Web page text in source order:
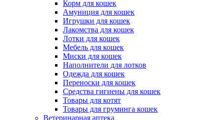
Корм для кошек
Амуниция для кошек
Игрушки для кошек
Лакомства для кошек
Лотки для кошек
Мебель для кошек
Миски для кошек
Наполнители для лотков
Одежда для кошек
Переноски для кошек
Средства гигиены для кошек
Товары для котят
Товары для груминга кошек
Ветеринарная аптека